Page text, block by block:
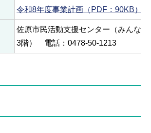
令和8年度事業計画（PDF：90KB）
佐原市民活動支援センター（みんな
3階） 電話：0478-50-1213